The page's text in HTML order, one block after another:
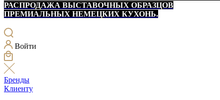
РАСПРОДАЖА ВЫСТАВОЧНЫХ ОБРАЗЦОВ
ПРЕМИАЛЬНЫХ НЕМЕЦКИХ КУХОНЬ.
Войти
Бренды
Клиенту